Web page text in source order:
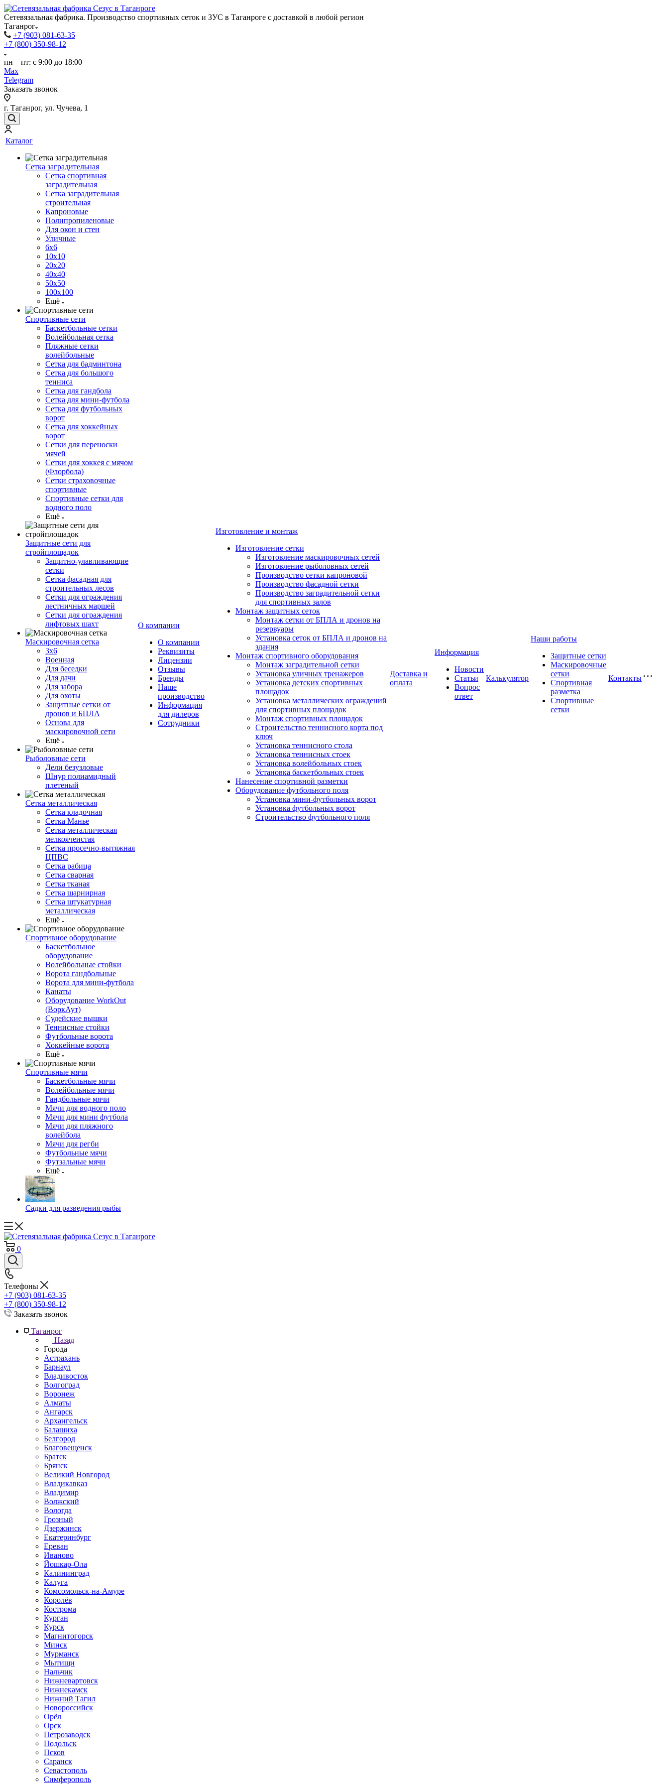
Сетевязальная фабрика. Производство спортивных сеток и ЗУС в Таганроге с доставкой в любой регион
Таганрог
+7 (903) 081-63-35
+7 (800) 350-98-12
пн – пт: с 9:00 до 18:00
Max
Telegram
Заказать звонок
г. Таганрог, ул. Чучева, 1
Каталог
Сетка заградительная
Сетка спортивная
заградительная
Сетка заградительная
строительная
Капроновые
Полипропиленовые
Для окон и стен
Уличные
6х6
10х10
20х20
40х40
50х50
100х100
Ещё
Спортивные сети
Баскетбольные сетки
Волейбольная сетка
Пляжные сетки
волейбольные
Сетка для бадминтона
Сетка для большого
тенниса
Сетка для гандбола
Сетка для мини-футбола
Сетка для футбольных
ворот
Сетка для хоккейных
ворот
Сетки для переноски
мячей
Сетки для хоккея с мячом
(Флорбола)
Сетки страховочные
спортивные
Спортивные сетки для
водного поло
Ещё
Защитные сети для
стройплощадок
Защитно-улавливающие
сетки
Сетка фасадная для
строительных лесов
Сетки для ограждения
лестничных маршей
Сетки для ограждения
лифтовых шахт
Маскировочная сетка
3х6
Военная
Для беседки
Для дачи
Для забора
Для охоты
Защитные сетки от
дронов и БПЛА
Основа для
маскировочной сети
Ещё
Рыболовные сети
Дели безузловые
Шнур полиамидный
плетеный
Сетка металлическая
Сетка кладочная
Сетка Манье
Сетка металлическая
мелкоячеистая
Сетка просечно-вытяжная
ЦПВС
Сетка рабица
Сетка сварная
Сетка тканая
Сетка шарнирная
Сетка штукатурная
металлическая
Ещё
Спортивное оборудование
Баскетбольное
оборудование
Волейбольные стойки
Ворота гандбольные
Ворота для мини-футбола
Канаты
Оборудование WorkOut
(ВоркАут)
Судейские вышки
Теннисные стойки
Футбольные ворота
Хоккейные ворота
Ещё
Спортивные мячи
Баскетбольные мячи
Волейбольные мячи
Гандбольные мячи
Мячи для водного поло
Мячи для мини футбола
Мячи для пляжного
волейбола
Мячи для регби
Футбольные мячи
Футзальные мячи
Ещё
Садки для разведения рыбы
О компании
О компании
Реквизиты
Лицензии
Отзывы
Бренды
Наше
производство
Информация
для дилеров
Сотрудники
Изготовление и монтаж
Изготовление сетки
Изготовление маскировочных сетей
Изготовление рыболовных сетей
Производство сетки капроновой
Производство фасадной сетки
Производство заградительной сетки
для спортивных залов
Монтаж защитных сеток
Монтаж сетки от БПЛА и дронов на
резервуары
Установка сеток от БПЛА и дронов на
здания
Монтаж спортивного оборудования
Монтаж заградительной сетки
Установка уличных тренажеров
Установка детских спортивных
площадок
Установка металлических ограждений
для спортивных площадок
Монтаж спортивных площадок
Строительство теннисного корта под
ключ
Установка теннисного стола
Установка теннисных стоек
Установка волейбольных стоек
Установка баскетбольных стоек
Нанесение спортивной разметки
Оборудование футбольного поля
Установка мини-футбольных ворот
Установка футбольных ворот
Строительство футбольного поля
Доставка и
оплата
Информация
Новости
Статьи
Вопрос
ответ
Калькулятор
Наши работы
Защитные сетки
Маскировочные
сетки
Спортивная
разметка
Спортивные
сетки
Контакты
0
Телефоны
+7 (903) 081-63-35
+7 (800) 350-98-12
Заказать звонок
Таганрог
Назад
Города
Астрахань
Барнаул
Владивосток
Волгоград
Воронеж
Алматы
Ангарск
Архангельск
Балашиха
Белгород
Благовещенск
Братск
Брянск
Великий Новгород
Владикавказ
Владимир
Волжский
Вологда
Грозный
Дзержинск
Екатеринбург
Ереван
Иваново
Йошкар-Ола
Калининград
Калуга
Комсомольск-на-Амуре
Королёв
Кострома
Курган
Курск
Магнитогорск
Минск
Мурманск
Мытищи
Нальчик
Нижневартовск
Нижнекамск
Нижний Тагил
Новороссийск
Орёл
Орск
Петрозаводск
Подольск
Псков
Саранск
Севастополь
Симферополь